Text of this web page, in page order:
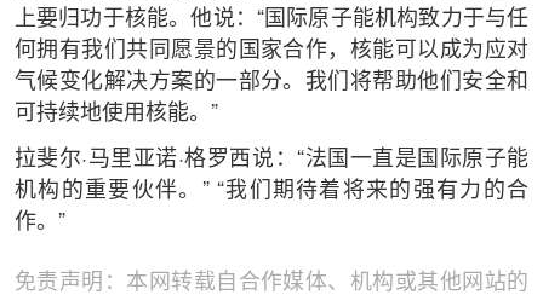
上要归功于核能。他说：“国际原子能机构致力于与任
何拥有我们共同愿景的国家合作，核能可以成为应对
气候变化解决方案的一部分。我们将帮助他们安全和
可持续地使用核能。”
拉斐尔·马里亚诺·格罗西说：“法国一直是国际原子能
机构的重要伙伴。” “我们期待着将来的强有力的合
作。”
免责声明：本网转载自合作媒体、机构或其他网站的